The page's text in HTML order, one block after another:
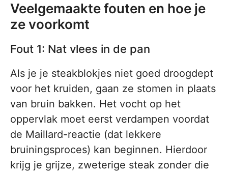
Veelgemaakte fouten en hoe je
ze voorkomt
Fout 1: Nat vlees in de pan
Als je je steakblokjes niet goed droogdept
voor het kruiden, gaan ze stomen in plaats
van bruin bakken. Het vocht op het
oppervlak moet eerst verdampen voordat
de Maillard-reactie (dat lekkere
bruiningsproces) kan beginnen. Hierdoor
krijg je grijze, zweterige steak zonder die